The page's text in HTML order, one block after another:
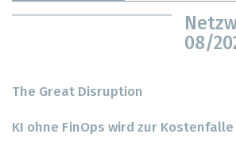
08/
The Great Disruption
KI ohne FinOps wird zur Kostenfalle